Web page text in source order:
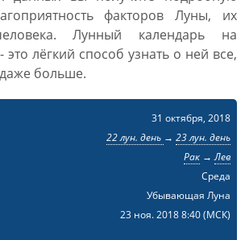
факторов Луны, их
Лунный календарь на
лёгкий способ узнать о ней все,
больше.
31 октября, 2018
22 лун. день → 23 лун. день
Рак→Лев
Среда
Убывающая Луна
23 ноя. 2018 8:40(МСК)